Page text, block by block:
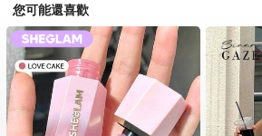
您可能還喜歡